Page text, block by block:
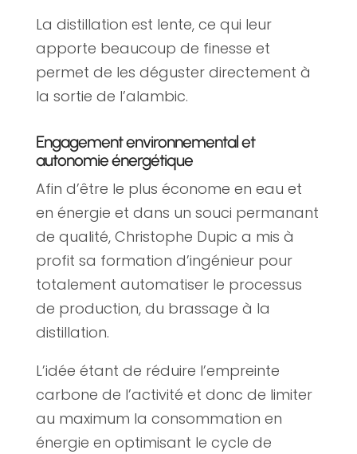
La distillation est lente, ce qui leur
apporte beaucoup de finesse et
permet de les déguster directement à
la sortie de l’alambic.
Engagement environnemental et
autonomie énergétique
Afin d’être le plus économe en eau et
en énergie et dans un souci permanant
de qualité, Christophe Dupic a mis à
profit sa formation d’ingénieur pour
totalement automatiser le processus
de production, du brassage à la
distillation.
L’idée étant de réduire l’empreinte
carbone de l’activité et donc de limiter
au maximum la consommation en
énergie en optimisant le cycle de